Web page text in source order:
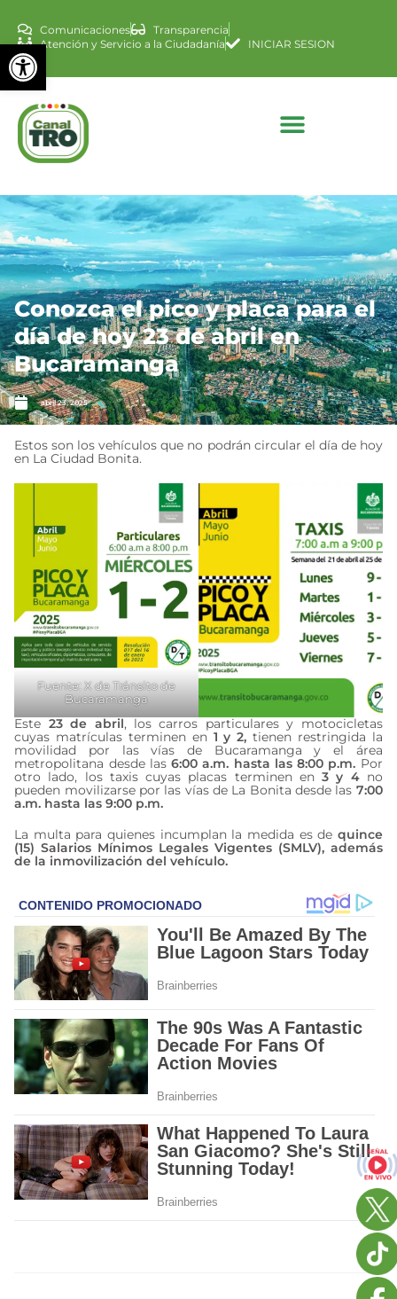
Abrir barra de
Comunicaciones
Transparencia
Atención y Servicio a la Ciudadanía
INICIAR SESION
Conozca el pico y placa para el
día de hoy 23 de abril en
Bucaramanga
abril 23, 2025
Estos son los vehículos que no podrán circular el día de hoy
en La Ciudad Bonita.
Fuente: X de Tránsito de
Bucaramanga
Este 23 de abril, los carros particulares y motocicletas
cuyas matrículas terminen en 1 y 2, tienen restringida la
movilidad por las vías de Bucaramanga y el área
metropolitana desde las6:00 a.m. hasta las 8:00 p.m. Por
otro lado, los taxis cuyas placas terminen en3 y 4 no
pueden movilizarse por las vías de La Bonita desde las 7:00
a.m. hasta las 9:00 p.m.
La multa para quienes incumplan la medida es de quince
(15) Salarios Mínimos Legales Vigentes (SMLV), además
de la inmovilización del vehículo.